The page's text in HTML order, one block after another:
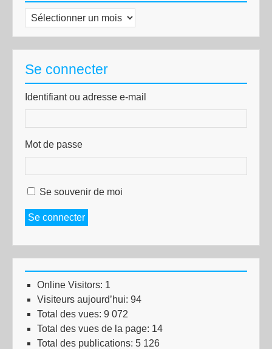
Archives
Se connecter
Identifiant ou adresse e-mail
Mot de passe
Se souvenir de moi
Se connecter
Online Visitors: 1
Visiteurs aujourd’hui: 94
Total des vues: 9 072
Total des vues de la page: 14
Total des publications: 5 126